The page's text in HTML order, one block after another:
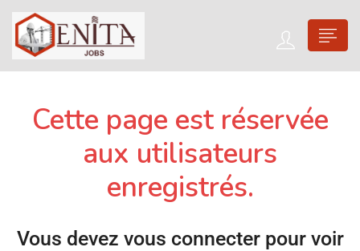
Cette page est réservée
aux utilisateurs
enregistrés.
Vous devez vous connecter pour voir